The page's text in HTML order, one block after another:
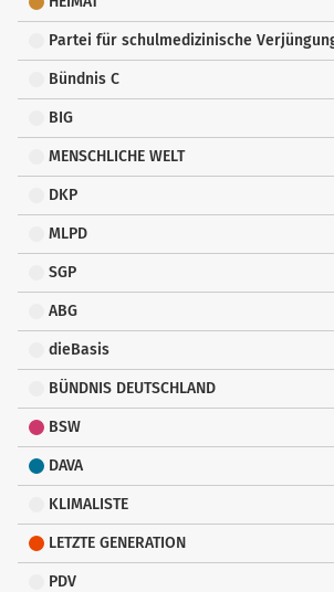
Partei für schulmedizinische
Bündnis C
BIG
MENSCHLICHE WELT
DKP
MLPD
SGP
ABG
dieBasis
BÜNDNIS DEUTSCHLAND
BSW
DAVA
KLIMALISTE
LETZTE GENERATION
PDV